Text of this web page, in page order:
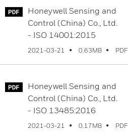
Honeywell Sensing and
Control (China) Co., Ltd.
- ISO 14001:2015
2021-03-21 0.63MB PDF
Honeywell Sensing and
Control (China) Co., Ltd.
- ISO 13485:2016
2021-03-21 0.17MB PDF